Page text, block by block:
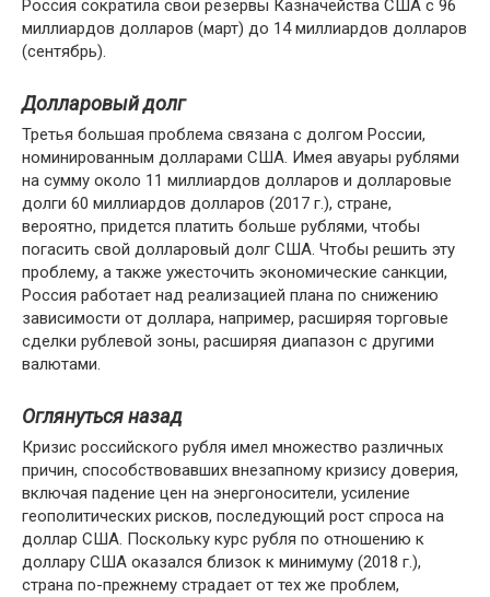
Россия сократила свои резервы Казначейства США с 96
миллиардов долларов (март) до 14 миллиардов долларов
(сентябрь).
Долларовый долг
Третья большая проблема связана с долгом России,
номинированным долларами США. Имея авуары рублями
на сумму около 11 миллиардов долларов и долларовые
долги 60 миллиардов долларов (2017 г.), стране,
вероятно, придется платить больше рублями, чтобы
погасить свой долларовый долг США. Чтобы решить эту
проблему, а также ужесточить экономические санкции,
Россия работает над реализацией плана по снижению
зависимости от доллара, например, расширяя торговые
сделки рублевой зоны, расширяя диапазон с другими
валютами.
Оглянуться назад
Кризис российского рубля имел множество различных
причин, способствовавших внезапному кризису доверия,
включая падение цен на энергоносители, усиление
геополитических рисков, последующий рост спроса на
доллар США. Поскольку курс рубля по отношению к
доллару США оказался близок к минимуму (2018 г.),
страна по-прежнему страдает от тех же проблем,